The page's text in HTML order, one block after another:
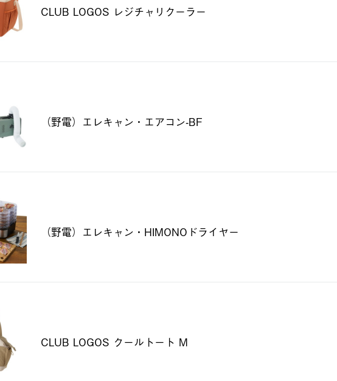
CLUB LOGOS レジチャリクーラー
（野電）エレキャン・エアコン-BF
（野電）エレキャン・HIMONOドライヤー
CLUB LOGOS クールトート M